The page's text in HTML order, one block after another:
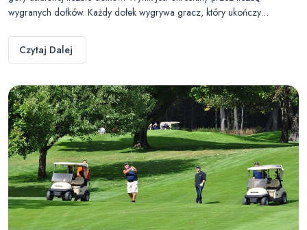
wygranych dołków. Każdy dołek wygrywa gracz, który ukończy…
Czytaj Dalej